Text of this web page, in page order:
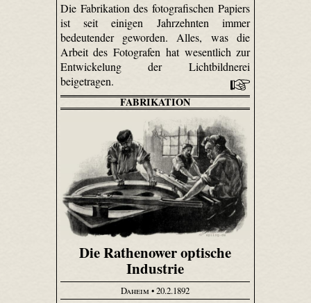
Die Fabrikation des fotografischen Papiers
ist seit einigen Jahrzehnten immer
bedeutender geworden. Alles, was die
Arbeit des Fotografen hat wesentlich zur
Entwickelung der Licht­bild­nerei
beigetragen.
FABRIKATION
Die Rathenower optische
Industrie
Daheim• 20.2.1892